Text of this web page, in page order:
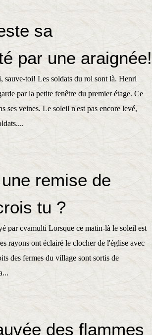
sa
par une araignée!
toi! Les soldats du roi sont là. Henri
par la petite fenêtre du premier étage. Ce
ses veines. Le soleil n'est pas encore levé,
remise de
tu ?
cvamulti Lorsque ce matin-là le soleil est
rayons ont éclairé le clocher de l'église avec
des fermes du village sont sortis de
des flammes